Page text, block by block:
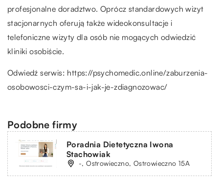
profesjonalne doradztwo. Oprócz standardowych wizyt
stacjonarnych oferują także wideokonsultacje i
telefoniczne wizyty dla osób nie mogących odwiedzić
kliniki osobiście.
Odwiedź serwis: https://psychomedic.online/zaburzenia-
osobowosci-czym-sa-i-jak-je-zdiagnozowac/
Podobne firmy
Poradnia Dietetyczna Iwona
Stachowiak
-, Ostrowieczno, Ostrowieczno 15A